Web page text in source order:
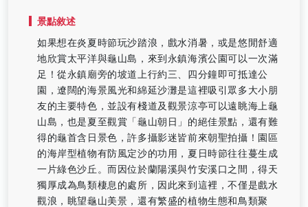
景點敘述
如果想在炎夏時節玩沙踏浪，戲水消暑，或是悠閒舒適
地欣賞太平洋與龜山島，來到永鎮海濱公園可以一次滿
足！從永鎮廟旁的坡道上行約三、四分鐘即可抵達公
園，遼闊的海景風光和綿延沙灘是這裡吸引眾多大小朋
友的主要特色，並設有棧道及觀景涼亭可以遠眺海上龜
山島，也是夏至觀賞「龜山朝日」的絕佳景點，還有難
得的龜首含日景色，許多攝影迷皆前來朝聖拍攝！園區
的海岸型植物有防風定沙的功用，夏日時節往往蔓生成
一片綠色沙丘。而因位於蘭陽溪與竹安溪口之間，得天
獨厚成為鳥類棲息的處所，因此來到這裡，不僅是戲水
觀浪，眺望龜山美景，還有繁盛的植物生態和鳥類聚